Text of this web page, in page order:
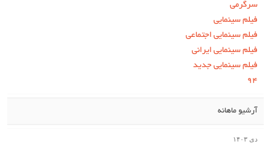
سرگرمی
فیلم سینمایی
فیلم سینمایی اجتماعی
فیلم سینمایی ایرانی
فیلم سینمایی جدید
۹۴
آرشیو ماهانه
دی ۱۴۰۳